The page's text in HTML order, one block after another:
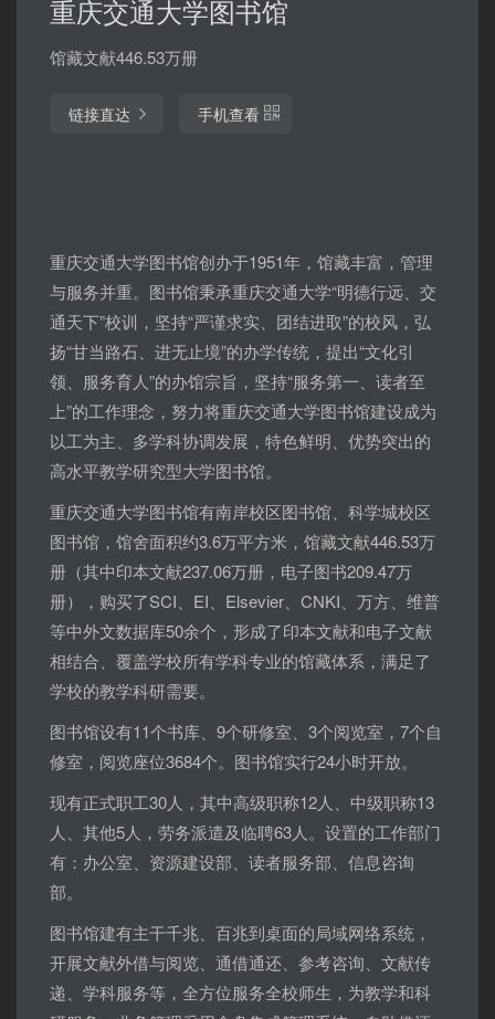
重庆交通大学图书馆
馆藏文献446.53万册
链接直达 手机查看
重庆交通大学图书馆创办于1951年，馆藏丰富，管理
与服务并重。图书馆秉承重庆交通大学“明德行远、交
通天下”校训，坚持“严谨求实、团结进取”的校风，弘
扬“甘当路石、进无止境”的办学传统，提出“文化引
领、服务育人”的办馆宗旨，坚持“服务第一、读者至
上”的工作理念，努力将重庆交通大学图书馆建设成为
以工为主、多学科协调发展，特色鲜明、优势突出的
高水平教学研究型大学图书馆。
重庆交通大学图书馆有南岸校区图书馆、科学城校区
图书馆，馆舍面积约3.6万平方米，馆藏文献446.53万
册（其中印本文献237.06万册，电子图书209.47万
册），购买了SCI、EI、Elsevier、CNKI、万方、维普
等中外文数据库50余个，形成了印本文献和电子文献
相结合、覆盖学校所有学科专业的馆藏体系，满足了
学校的教学科研需要。
图书馆设有11个书库、9个研修室、3个阅览室，7个自
修室，阅览座位3684个。图书馆实行24小时开放。
现有正式职工30人，其中高级职称12人、中级职称13
人、其他5人，劳务派遣及临聘63人。设置的工作部门
有：办公室、资源建设部、读者服务部、信息咨询
部。
图书馆建有主干千兆、百兆到桌面的局域网络系统，
开展文献外借与阅览、通借通还、参考咨询、文献传
递、学科服务等，全方位服务全校师生，为教学和科